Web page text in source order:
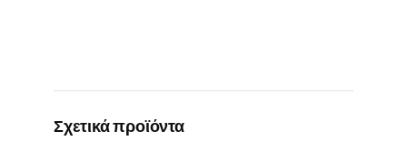
Σχετικά προϊόντα